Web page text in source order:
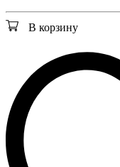
В корзину